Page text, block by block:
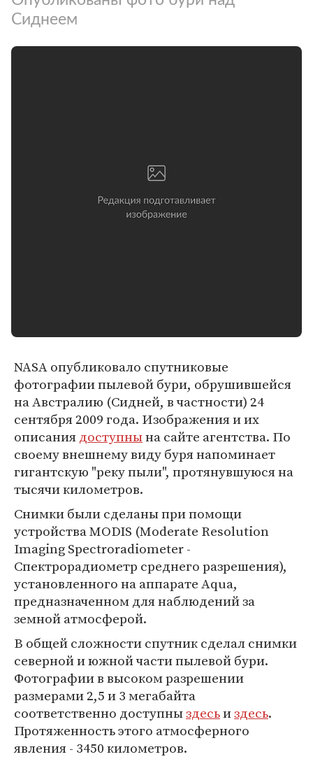
Сиднеем
NASA опубликовало спутниковые
фотографии пылевой бури, обрушившейся
на Австралию (Сидней, в частности) 24
сентября 2009 года. Изображения и их
описаниядоступнына сайте агентства. По
своему внешнему виду буря напоминает
гигантскую "реку пыли", протянувшуюся на
тысячи километров.
Снимки были сделаны при помощи
устройства MODIS (Moderate Resolution
Imaging Spectroradiometer -
Спектрорадиометр среднего разрешения),
установленного на аппарате Aqua,
предназначенном для наблюдений за
земной атмосферой.
В общей сложности спутник сделал снимки
северной и южной части пылевой бури.
Фотографии в высоком разрешении
размерами 2,5 и 3 мегабайта
соответственно доступныздесьиздесь.
Протяженность этого атмосферного
явления - 3450 километров.